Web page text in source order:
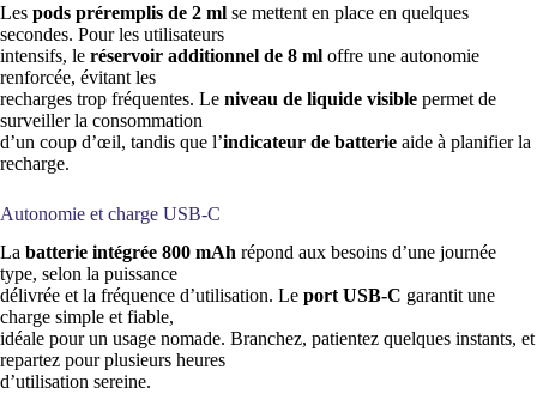
Les pods préremplis de 2 ml se mettent en place en quelques
secondes. Pour les utilisateurs
intensifs, le réservoir additionnel de 8 ml offre une autonomie
renforcée, évitant les
recharges trop fréquentes. Le niveau de liquide visible permet de
surveiller la consommation
d’un coup d’œil, tandis que l’indicateur de batterie aide à planifier la
recharge.
Autonomie et charge USB-C
La batterie intégrée 800 mAh répond aux besoins d’une journée
type, selon la puissance
délivrée et la fréquence d’utilisation. Le port USB-C garantit une
charge simple et fiable,
idéale pour un usage nomade. Branchez, patientez quelques instants, et
repartez pour plusieurs heures
d’utilisation sereine.